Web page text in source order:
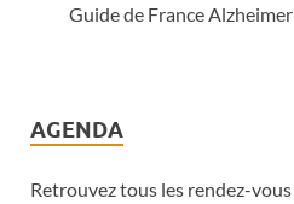
Guide de France Alzheimer
AGENDA
Retrouvez tous les rendez-vous